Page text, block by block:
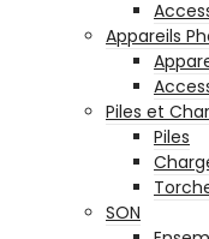
Appareils
Piles et
Piles
SON